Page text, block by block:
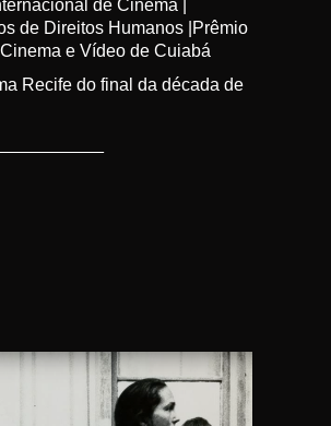
de Cinema |
de Direitos Humanos |Prêmio
e Vídeo de Cuiabá
Recife do final da década de